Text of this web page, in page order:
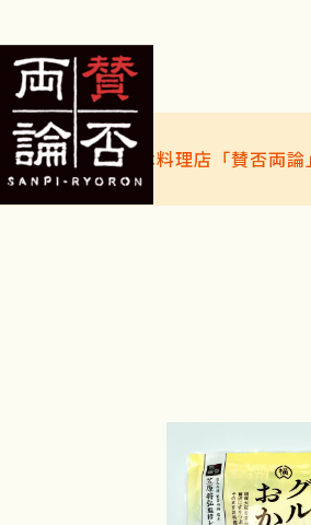
予約の取れない日本料理店「賛否両